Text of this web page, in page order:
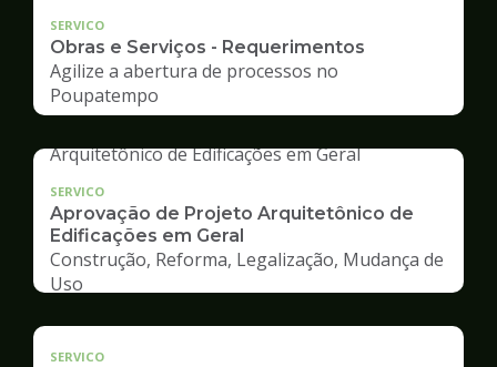
SERVICO
Obras e Serviços - Requerimentos
Agilize a abertura de processos no
Poupatempo
SERVICO
Aprovação de Projeto Arquitetônico de
Edificações em Geral
Construção, Reforma, Legalização, Mudança de
Uso
SERVICO